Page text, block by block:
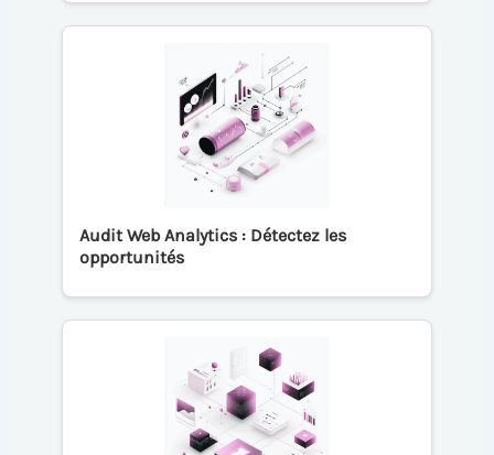
Audit Web Analytics : Détectez les
opportunités